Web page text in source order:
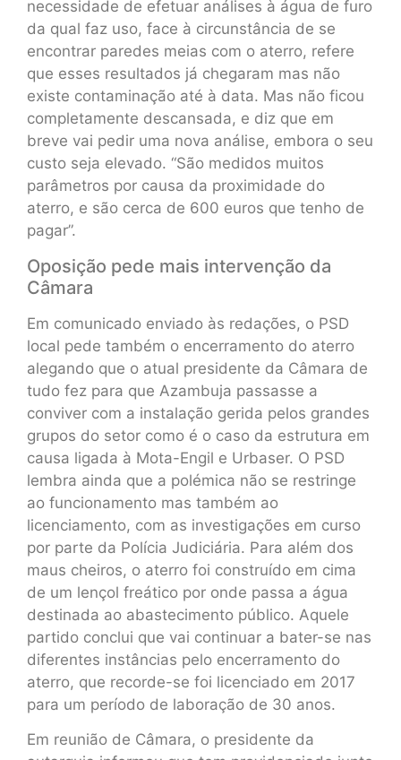
necessidade de efetuar análises à água de furo
da qual faz uso, face à circunstância de se
encontrar paredes meias com o aterro, refere
que esses resultados já chegaram mas não
existe contaminação até à data. Mas não ficou
completamente descansada, e diz que em
breve vai pedir uma nova análise, embora o seu
custo seja elevado. “São medidos muitos
parâmetros por causa da proximidade do
aterro, e são cerca de 600 euros que tenho de
pagar”.
Oposição pede mais intervenção da
Câmara
Em comunicado enviado às redações, o PSD
local pede também o encerramento do aterro
alegando que o atual presidente da Câmara de
tudo fez para que Azambuja passasse a
conviver com a instalação gerida pelos grandes
grupos do setor como é o caso da estrutura em
causa ligada à Mota-Engil e Urbaser. O PSD
lembra ainda que a polémica não se restringe
ao funcionamento mas também ao
licenciamento, com as investigações em curso
por parte da Polícia Judiciária. Para além dos
maus cheiros, o aterro foi construído em cima
de um lençol freático por onde passa a água
destinada ao abastecimento público. Aquele
partido conclui que vai continuar a bater-se nas
diferentes instâncias pelo encerramento do
aterro, que recorde-se foi licenciado em 2017
para um período de laboração de 30 anos.
Em reunião de Câmara, o presidente da